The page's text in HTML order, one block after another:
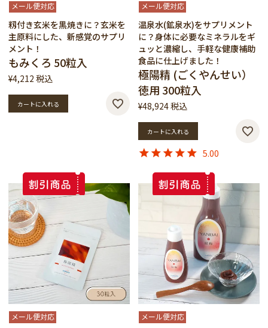
メール便対応
籾付き玄米を黒焼きに？玄米を
主原料にした、新感覚のサプリ
メント！
もみくろ 50粒入
¥4,212 税込
カートに入れる
メール便対応
温泉水(鉱泉水)をサプリメント
に？身体に必要なミネラルをギ
ュッと濃縮し、手軽な健康補助
食品に仕上げました！
極陽精 (ごくやんせい）
徳用 300粒入
¥48,924税込
カートに入れる
5.00
メール便対応 メール便対応